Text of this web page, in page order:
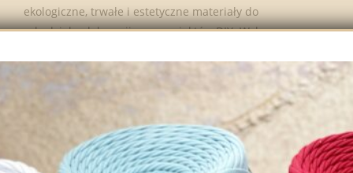
ekologiczne, trwałe i estetyczne materiały do
rękodzieła, dekoracji oraz projektów DIY. Wykonany z
charakteryzuje się miękkością, elastycznością oraz
wyjątkową wytrzymałością, dzięki czemu doskonale
sprawdza się w różnorodnych zastosowaniach.
MATERIAŁ:BAWEŁNA RECYKLINGOWANA MOŻE
ZAWIERAĆ ŚLADOWE ILOŚCI INNYCH WŁÓKIEN